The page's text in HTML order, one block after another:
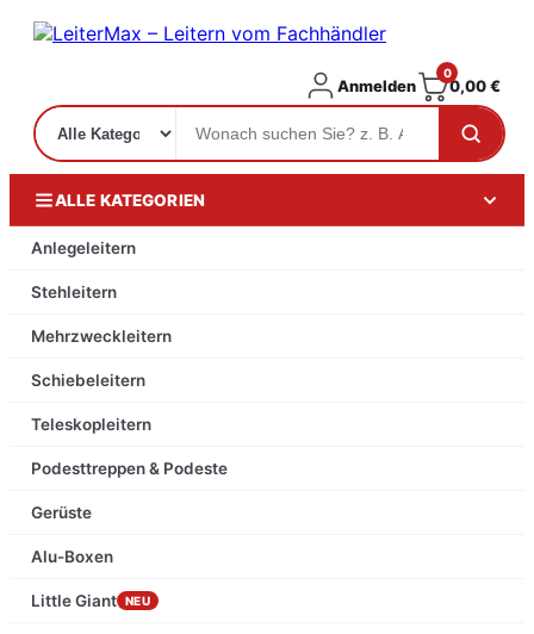
Anmelden
0
0,00€
ALLE KATEGORIEN
Anlegeleitern
Stehleitern
Mehrzweckleitern
Schiebeleitern
Teleskopleitern
Podesttreppen & Podeste
Gerüste
Alu-Boxen
Little Giant NEU